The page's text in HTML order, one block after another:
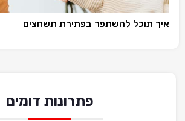
איך תוכל להשתפר בפתירת תשחצים
פתרונות דומים